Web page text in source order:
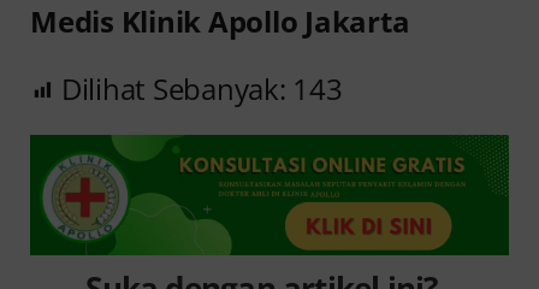
Medis Klinik Apollo Jakarta
Dilihat Sebanyak: 143